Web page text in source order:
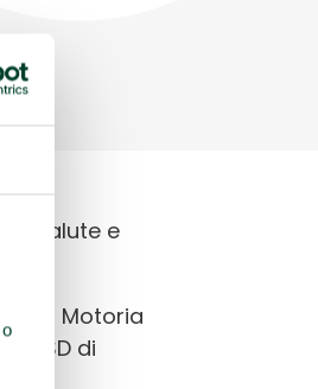
Salute e
Motoria
SCSD di